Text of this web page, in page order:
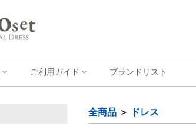
ご利用ガイド ブランドリスト
全商品 ＞ ドレス